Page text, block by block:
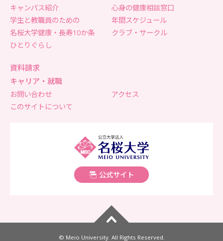
キャンパス紹介
心身の健康相談窓口
学生と教職員のための
名桜大学健康・長寿10か条
年間スケジュール
クラブ・サークル
ひとりぐらし
資料請求
キャリア・就職
お問い合わせ
アクセス
このサイトについて
公式サイト
© Meio University. All Rights Reserved.